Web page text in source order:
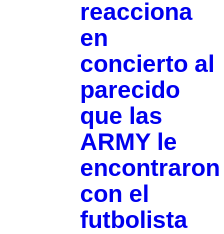
reacciona
en
concierto al
parecido
que las
ARMY le
encontraron
con el
futbolista